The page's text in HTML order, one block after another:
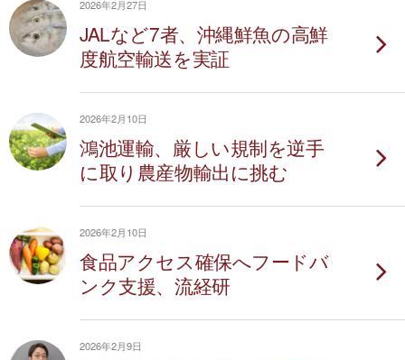
2026年2月27日
JALなど7者、沖縄鮮魚の高鮮
度航空輸送を実証
2026年2月10日
鴻池運輸、厳しい規制を逆手
に取り農産物輸出に挑む
2026年2月10日
食品アクセス確保へフードバ
ンク支援、流経研
2026年2月9日